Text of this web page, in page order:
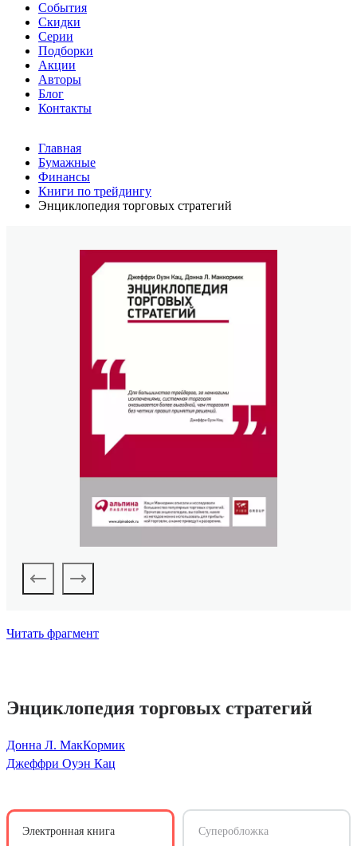
События
Скидки
Серии
Подборки
Акции
Авторы
Блог
Контакты
Главная
Бумажные
Финансы
Книги по трейдингу
Энциклопедия торговых стратегий
Читать фрагмент
Энциклопедия торговых стратегий
Донна Л. МакКормик
Джеффри Оуэн Кац
Электронная книга Суперобложка